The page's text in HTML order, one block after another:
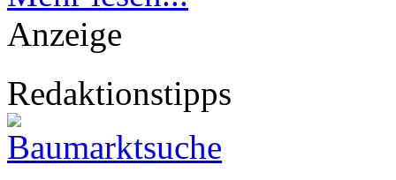
Anzeige
Redaktionstipps